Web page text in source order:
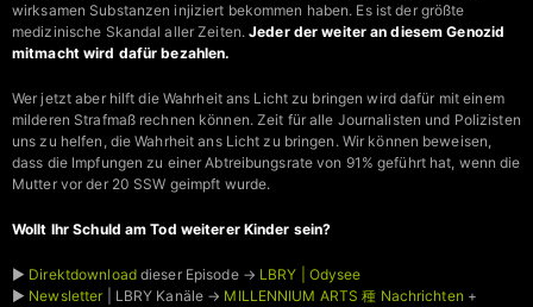
wirksamen Substanzen injiziert bekommen haben. Es ist der größte
medizinische Skandal aller Zeiten.Jeder der weiter an diesem Genozid
mitmacht wird dafür bezahlen.
Wer jetzt aber hilft die Wahrheit ans Licht zu bringen wird dafür mit einem
milderen Strafmaß rechnen können. Zeit für alle Journalisten und Polizisten
uns zu helfen, die Wahrheit ans Licht zu bringen. Wir können beweisen,
dass die Impfungen zu einer Abtreibungsrate von 91% geführt hat, wenn die
Mutter vor der 20 SSW geimpft wurde.
Wollt Ihr Schuld am Tod weiterer Kinder sein?
► Direktdownloaddieser Episode → LBRY | Odysee
► Newsletter | LBRY Kanäle → MILLENNIUM ARTS 種 Nachrichten +